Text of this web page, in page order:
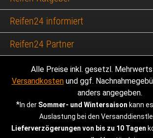
Reifen24 informiert
Reifen24 Partner
Alle Preise inkl. gesetzl.
Versandkostenund ggf.
anders angegeben.
*In der Sommer- und Wintersaison kann
Auslastung bei den
Lieferverzögerungen von bis zu 10 Tagen